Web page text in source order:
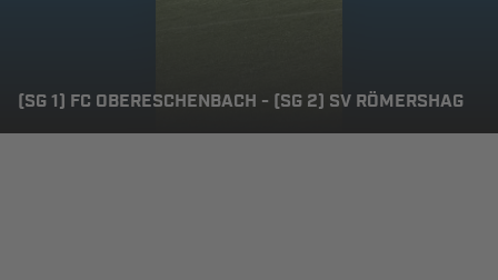
(SG 1) FC OBERESCHENBACH - (SG 2) SV RÖMERSHAG